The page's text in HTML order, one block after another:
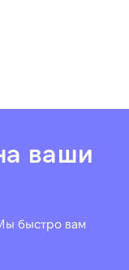
ваши
быстро вам